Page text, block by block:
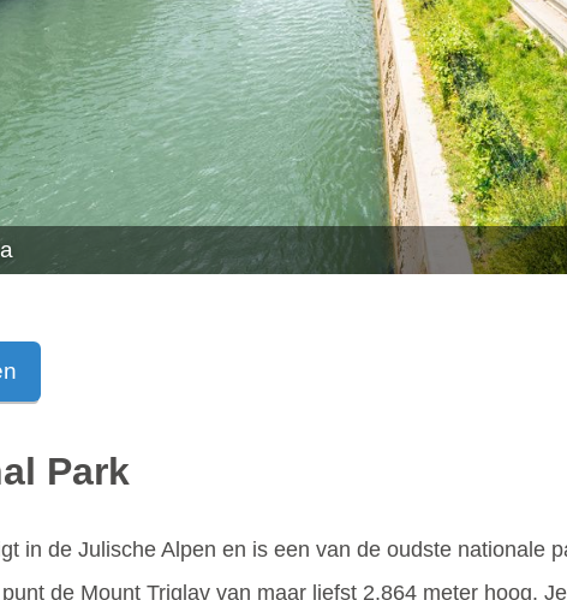
Park
in de Julische Alpen en is een van de oudste nationale
de Mount Triglav van maar liefst 2.864 meter hoog.